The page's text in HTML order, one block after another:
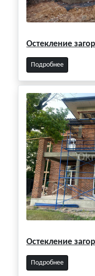
Остекление
Подробнее
Остекление
Подробнее